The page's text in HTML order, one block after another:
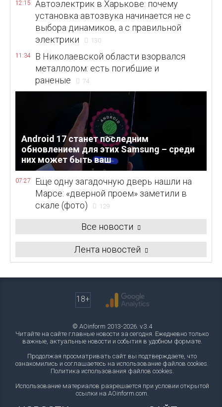
12:15
Автоэлектрик в Харькове: почему
установка автозвука начинается не с
выбора динамиков, а с правильной
электрики
130
11:34
В Николаевской области взорвался
металлолом: есть погибшие и
раненые
74
Android 17 станет последним
обновлением для этих Samsung – среди
них может быть ваш
07:27
Еще одну загадочную дверь нашли на
Марсе: «дверной проем» заметили в
скале (фото)
129
Все новости
Лента новостей
18+
© AOinform 2013-2026. v.3.4
Читайте на сайте главные новости за сегодня. Ежедневно только
важные, актуальные новости и события в удобном формате.
Продолжая просматривать сайт вы подтверждаете, что
ознакомились и соглашаетесь на использование файлов cookies.
Политика использования файлов cookies.
Использование материалов разрешается при условии открытой
ссылки на AOinform.com.